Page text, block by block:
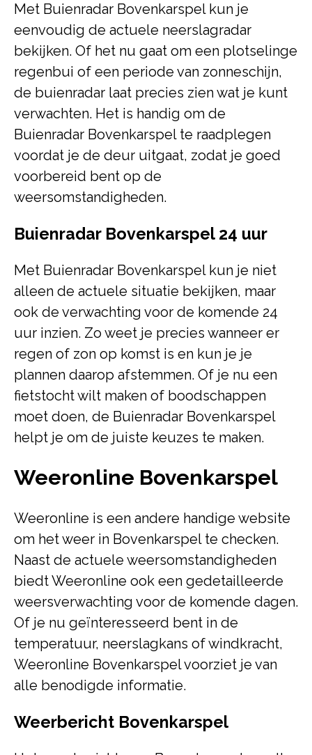
Met Buienradar Bovenkarspel kun je
eenvoudig de actuele neerslagradar
bekijken. Of het nu gaat om een plotselinge
regenbui of een periode van zonneschijn,
de buienradar laat precies zien wat je kunt
verwachten. Het is handig om de
Buienradar Bovenkarspel te raadplegen
voordat je de deur uitgaat, zodat je goed
voorbereid bent op de
weersomstandigheden.
Buienradar Bovenkarspel 24 uur
Met Buienradar Bovenkarspel kun je niet
alleen de actuele situatie bekijken, maar
ook de verwachting voor de komende 24
uur inzien. Zo weet je precies wanneer er
regen of zon op komst is en kun je je
plannen daarop afstemmen. Of je nu een
fietstocht wilt maken of boodschappen
moet doen, de Buienradar Bovenkarspel
helpt je om de juiste keuzes te maken.
Weeronline Bovenkarspel
Weeronline is een andere handige website
om het weer in Bovenkarspel te checken.
Naast de actuele weersomstandigheden
biedt Weeronline ook een gedetailleerde
weersverwachting voor de komende dagen.
Of je nu geïnteresseerd bent in de
temperatuur, neerslagkans of windkracht,
Weeronline Bovenkarspel voorziet je van
alle benodigde informatie.
Weerbericht Bovenkarspel